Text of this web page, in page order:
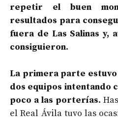
repetir el buen
resultados para
fuera de Las Salinas y,
consiguieron.
La primera parte estuvo
dos equipos intentando
poco a las porterías.
el Real Ávila tuvo las